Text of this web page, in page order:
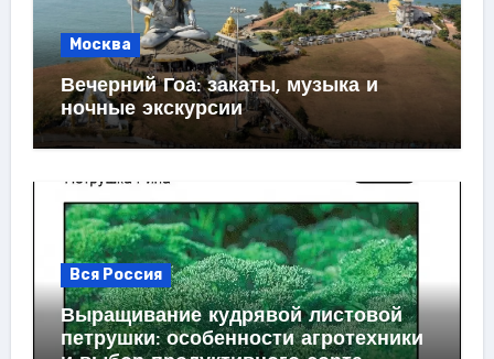
Москва
Вечерний Гоа: закаты, музыка и
ночные экскурсии
Вся Россия
Выращивание кудрявой листовой
петрушки: особенности агротехники